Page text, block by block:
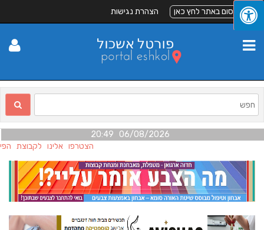
לפרסום באתר לחץ כאן הצהרת נגישות
06/08/2026 20:49
הצטרפו אלינו לקבוצת